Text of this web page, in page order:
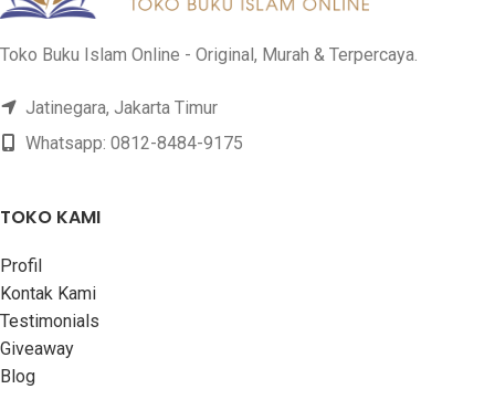
Toko Buku Islam Online - Original, Murah & Terpercaya.
Jatinegara, Jakarta Timur
Whatsapp: 0812-8484-9175
TOKO KAMI
Profil
Kontak Kami
Testimonials
Giveaway
Blog